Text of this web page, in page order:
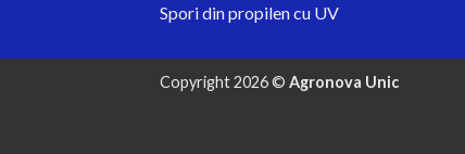
Spori din propilen cu UV
Copyright 2026 © Agronova Unic